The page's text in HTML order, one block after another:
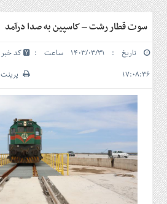
ما
سرویس
ها
بازار
سرمایه
و
بورس
مسکن
و
شهری
گاز
و
پتروشیمی
سوت قطار رشت – کاسپین به صدا درآمد
تاریخ : ۱۴۰۳/۰۳/۳۱ ساعت :
۱۷:۰۸:۳۶
کد خبر 3203
پرینت